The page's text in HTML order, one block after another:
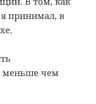
принимал, в
меньше чем